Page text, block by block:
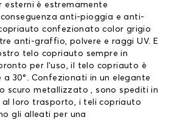
esterni è estremamente
anti-pioggia e anti-
confezionato color grigio
anti-graffio, polvere e raggi UV. E
telo copriauto sempre in
per l’uso, il telo copriauto è
a 30°. Confezionati in un elegante
scuro metallizzato , sono spediti in
al loro trasporto, i teli copriauto
gli alleati per una